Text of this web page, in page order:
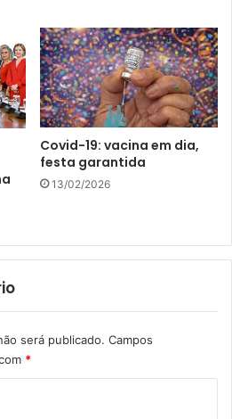
Covid-19: vacina em dia,
festa garantida
13/02/2026
será publicado. Campos
*